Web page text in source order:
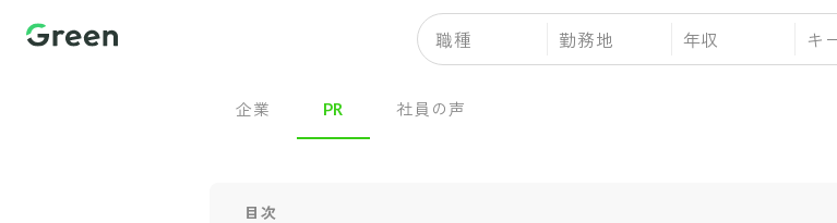
職種 勤務地 年収
企業 PR 社員の声
目次